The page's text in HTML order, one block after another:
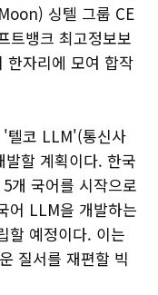
싱텔 그룹 CE
뱅크 최고정보보
한자리에 모여 합작
'텔코 LLM'(통신사
할 계획이다. 한국
개 국어를 시작으로
어 LLM을 개발하는
할 예정이다. 이는
질서를 재편할 빅